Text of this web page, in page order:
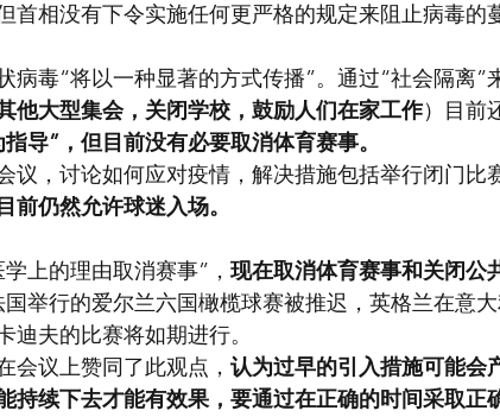
首相没有下令实施任何更严格的规定来阻止病毒的
病毒“将以一种显著的方式传播”。通过“社会隔离”
他大型集会，关闭学校，鼓励人们在家工作）目前
导”，但目前没有必要取消体育赛事。
议，讨论如何应对疫情，解决措施包括举行闭门比
前仍然允许球迷入场。
上的理由取消赛事”， 现在取消体育赛事和关闭公
举行的爱尔兰六国橄榄球赛被推迟，英格兰在意
夫的比赛将如期进行。
会议上赞同了此观点， 认为过早的引入措施可能会
持续下去才能有效果，要通过在正确的时间采取正